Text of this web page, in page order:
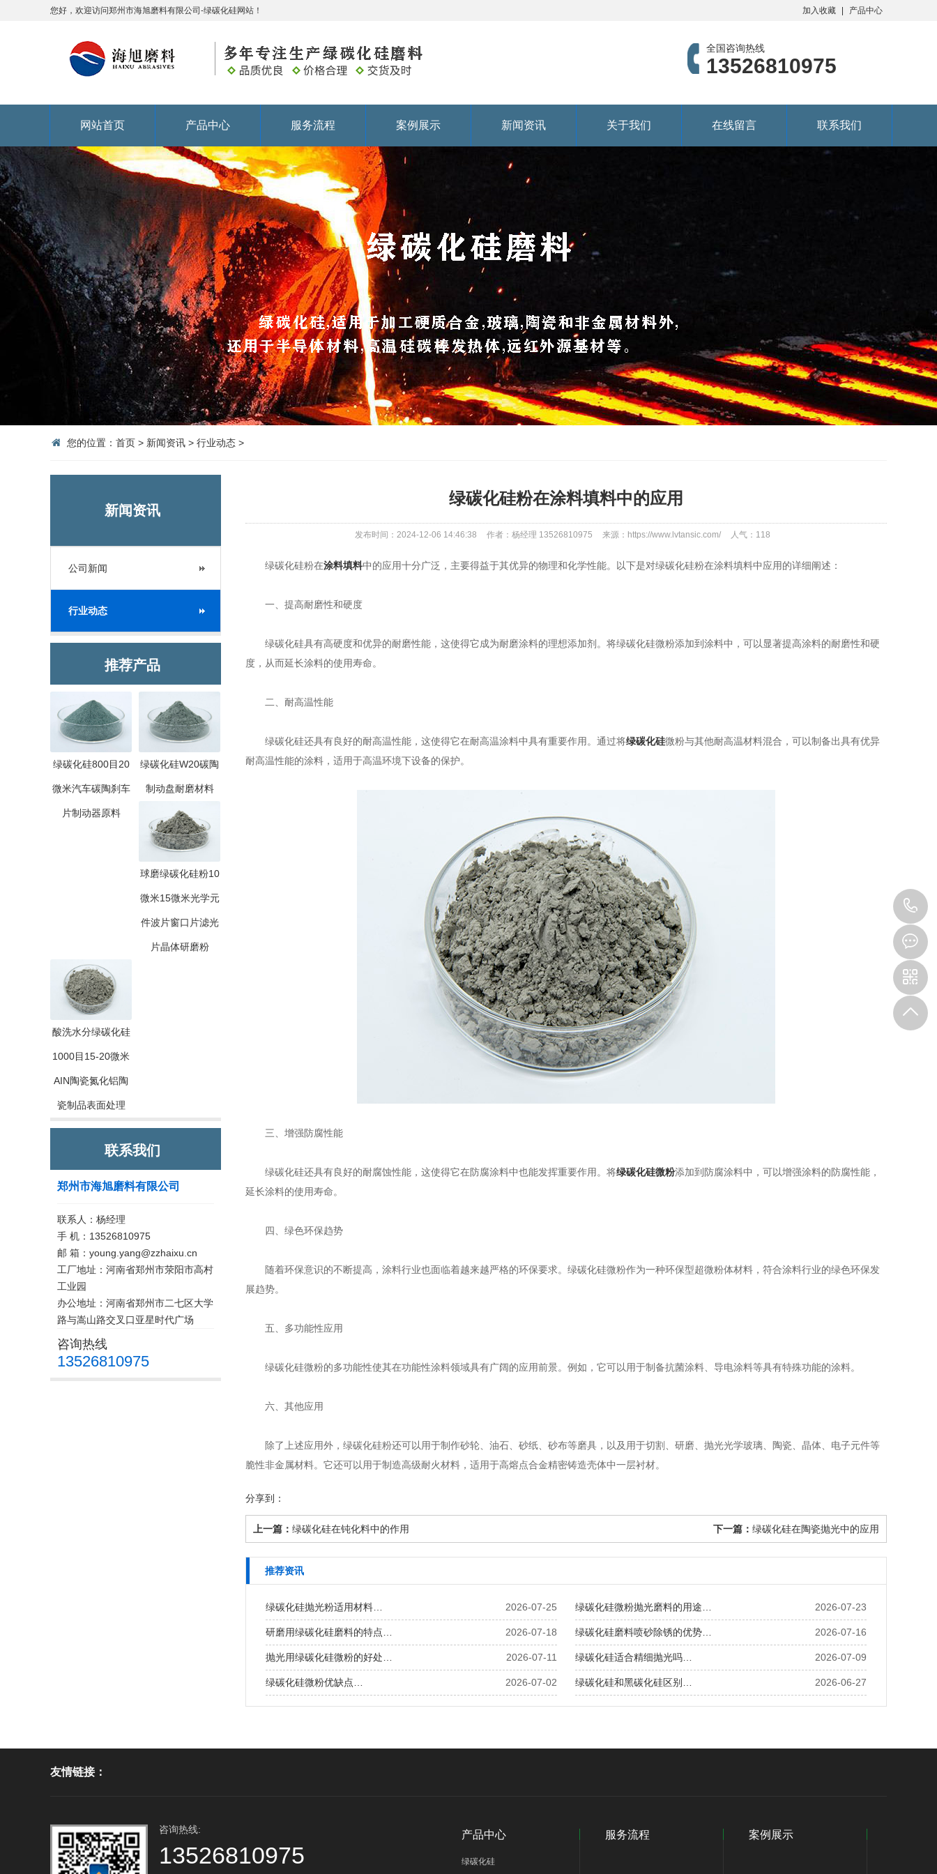
您好，欢迎访问郑州市海旭磨料有限公司-绿碳化硅网站！ 加入收藏 产品中心
全国咨询热线
13526810975
网站首页 产品中心 服务流程 案例展示 新闻资讯 关于我们 在线留言 联系我们
您的位置： 首页 > 新闻资讯 > 行业动态 >
新闻资讯
公司新闻
行业动态
推荐产品
绿碳化硅800目20
微米汽车碳陶刹车
片制动器原料
绿碳化硅W20碳陶
制动盘耐磨材料
球磨绿碳化硅粉10
微米15微米光学元
件波片窗口片滤光
片晶体研磨粉
酸洗水分绿碳化硅
1000目15-20微米
AIN陶瓷氮化铝陶
瓷制品表面处理
联系我们
郑州市海旭磨料有限公司
联系人：杨经理
手 机：13526810975
邮 箱：young.yang@zzhaixu.cn
工厂地址：河南省郑州市荥阳市高村
工业园
办公地址：河南省郑州市二七区大学
路与嵩山路交叉口亚星时代广场
咨询热线
13526810975
绿碳化硅粉在涂料填料中的应用
发布时间：2024-12-06 14:46:38 作者：杨经理 13526810975 来源：https://www.lvtansic.com/ 人气： 118
绿碳化硅粉在涂料填料中的应用十分广泛，主要得益于其优异的物理和化学性能。以下是对绿碳化硅粉在涂料填料中应用的详细阐述：
一、提高耐磨性和硬度
绿碳化硅具有高硬度和优异的耐磨性能，这使得它成为耐磨涂料的理想添加剂。将绿碳化硅微粉添加到涂料中，可以显著提高涂料的耐磨性和硬
度，从而延长涂料的使用寿命。
二、耐高温性能
绿碳化硅还具有良好的耐高温性能，这使得它在耐高温涂料中具有重要作用。通过将绿碳化硅微粉与其他耐高温材料混合，可以制备出具有优异
耐高温性能的涂料，适用于高温环境下设备的保护。
三、增强防腐性能
绿碳化硅还具有良好的耐腐蚀性能，这使得它在防腐涂料中也能发挥重要作用。将绿碳化硅微粉添加到防腐涂料中，可以增强涂料的防腐性能，
延长涂料的使用寿命。
四、绿色环保趋势
随着环保意识的不断提高，涂料行业也面临着越来越严格的环保要求。绿碳化硅微粉作为一种环保型超微粉体材料，符合涂料行业的绿色环保发
展趋势。
五、多功能性应用
绿碳化硅微粉的多功能性使其在功能性涂料领域具有广阔的应用前景。例如，它可以用于制备抗菌涂料、导电涂料等具有特殊功能的涂料。
六、其他应用
除了上述应用外，绿碳化硅粉还可以用于制作砂轮、油石、砂纸、砂布等磨具，以及用于切割、研磨、抛光光学玻璃、陶瓷、晶体、电子元件等
脆性非金属材料。它还可以用于制造高级耐火材料，适用于高熔点合金精密铸造壳体中一层衬材。
分享到：
上一篇： 绿碳化硅在钝化料中的作用 下一篇： 绿碳化硅在陶瓷抛光中的应用
推荐资讯
2026-07-25
绿碳化硅抛光粉适用材料… 2026-07-23
绿碳化硅微粉抛光磨料的用途…
2026-07-18
研磨用绿碳化硅磨料的特点… 2026-07-16
绿碳化硅磨料喷砂除锈的优势…
2026-07-11
抛光用绿碳化硅微粉的好处… 2026-07-09
绿碳化硅适合精细抛光吗…
2026-07-02
绿碳化硅微粉优缺点… 2026-06-27
绿碳化硅和黑碳化硅区别…
友情链接：
咨询热线:
13526810975
产品中心
绿碳化硅
服务流程 案例展示